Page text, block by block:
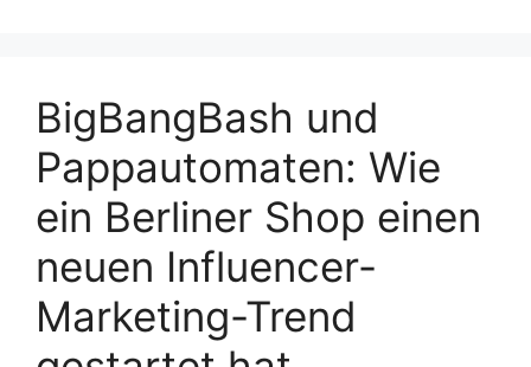
BigBangBash und
Pappautomaten: Wie
ein Berliner Shop einen
neuen Influencer-
Marketing-Trend